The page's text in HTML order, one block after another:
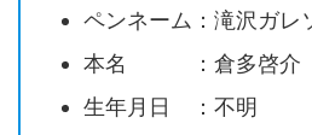
ペンネーム：滝沢ガレ
本名 ：倉多啓介（
生年月日 ：不明